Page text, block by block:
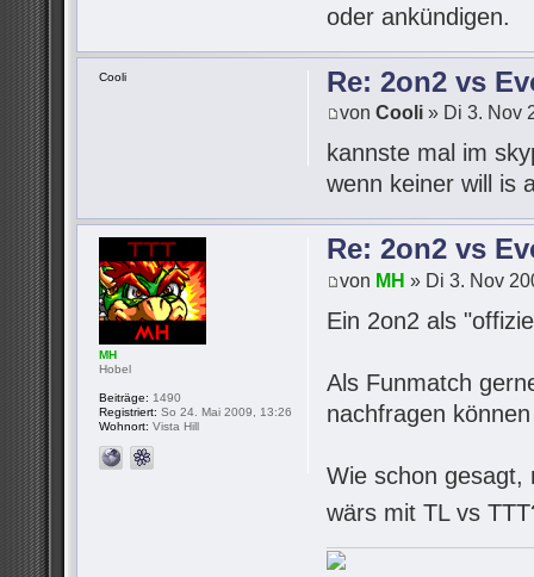
oder ankündigen.
Re: 2on2 vs
vonCooli » Di 3. Nov
kannste mal im
wenn keiner will is
Cooli
Re: 2on2 vs
von MH » Di 3. Nov
Ein 2on2 als
Als Funmatch
nachfragen
Wie schon gesagt,
wärs mit TL vs
MH
Hobel
Beiträge: 1490
Registriert: So 24. Mai 2009, 13:26
Wohnort: Vista Hill